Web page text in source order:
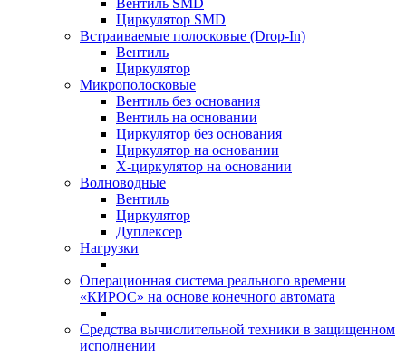
Вентиль SMD
Циркулятор SMD
Встраиваемые полосковые (Drop-In)
Вентиль
Циркулятор
Микрополосковые
Вентиль без основания
Вентиль на основании
Циркулятор без основания
Циркулятор на основании
Х-циркулятор на основании
Волноводные
Вентиль
Циркулятор
Дуплексер
Нагрузки
Операционная система реального времени
«КИРОС» на основе конечного автомата
Средства вычислительной техники в защищенном
исполнении